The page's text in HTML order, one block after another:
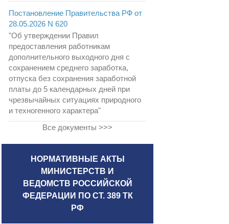
Постановление Правительства РФ от
28.05.2026 N 620
"Об утверждении Правил
предоставления работникам
дополнительного выходного дня с
сохранением среднего заработка,
отпуска без сохранения заработной
платы до 5 календарных дней при
чрезвычайных ситуациях природного
и техногенного характера"
Все документы >>>
НОРМАТИВНЫЕ АКТЫ
МИНИСТЕРСТВ И
ВЕДОМСТВ РОССИЙСКОЙ
ФЕДЕРАЦИИ ПО СТ. 389 ТК
РФ